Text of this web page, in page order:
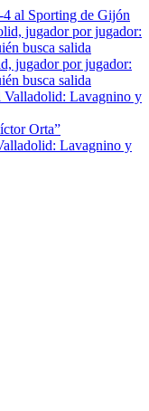
al Sporting de Gijón
jugador por jugador:
busca salida
jugador por jugador:
busca salida
Valladolid: Lavagnino y
Orta”
Lavagnino y